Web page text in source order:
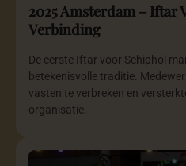
2025 Amsterdam – Iftar
Verbinding
De eerste Iftar voor Schiphol
betekenisvolle traditie.
vasten te verbreken en
organisatie.